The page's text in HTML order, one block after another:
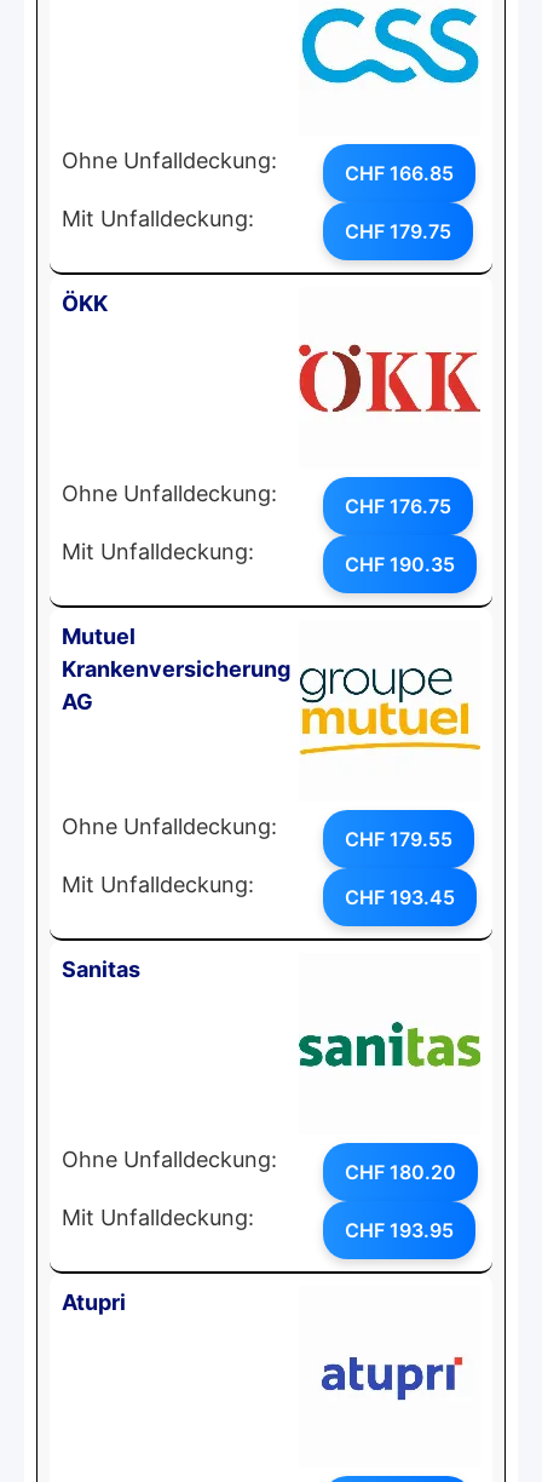
Ohne Unfalldeckung: CHF 166.85
Mit Unfalldeckung: CHF 179.75
ÖKK
Ohne Unfalldeckung: CHF 176.75
Mit Unfalldeckung: CHF 190.35
Mutuel
Krankenversicherung
AG
Ohne Unfalldeckung: CHF 179.55
Mit Unfalldeckung: CHF 193.45
Sanitas
Ohne Unfalldeckung: CHF 180.20
Mit Unfalldeckung: CHF 193.95
Atupri